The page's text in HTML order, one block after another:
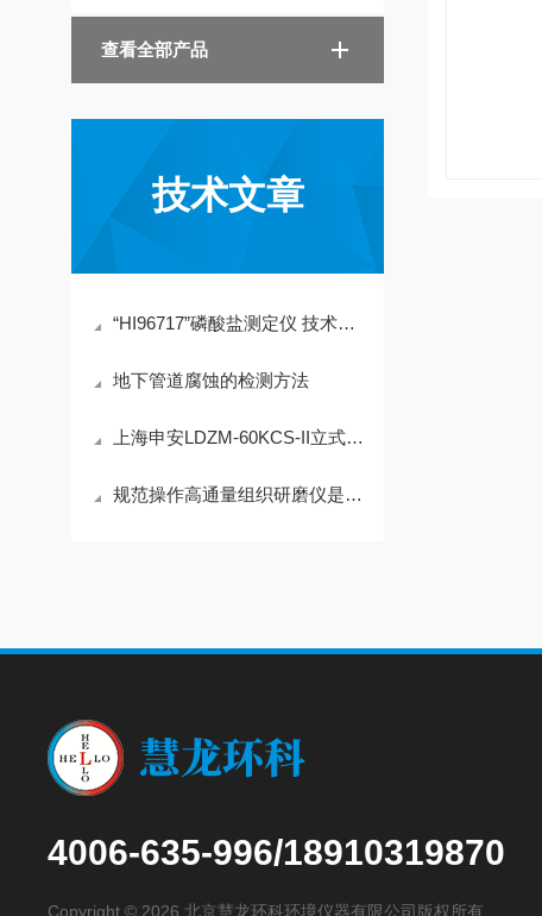
查看全部产品
技术文章
“HI96717”磷酸盐测定仪 技术指导
地下管道腐蚀的检测方法
上海申安LDZM-60KCS-II立式不锈钢压力蒸汽灭菌器
规范操作高通量组织研磨仪是提升样本制备效率的关键
4006-635-996/18910319870
Copyright © 2026 北京慧龙环科环境仪器有限公司版权所有